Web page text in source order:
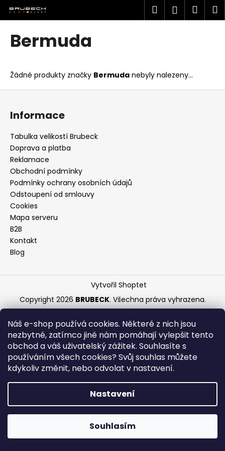
Náš e-shop používá cookies. Některé z nich jsou
nezbytné, zatímco jiné nám pomáhají vylepšit tento
obchod a váš uživatelský zážitek. Souhlasíte s
používáním všech cookies? Svůj souhlas můžete
kdykoliv změnit, nebo odvolat v nastavení.
Nastavení
Souhlasím
obsah
Hledat
Bermuda
Žádné produkty značky Bermuda nebyly nalezeny...
o
o
p
o
t
ř
e
b
u
j
e
t
e
n
a
j
t
HLEDAT
D
p
u
Z
Informace
Tabulka velikostí Brubeck
Doprava a platba
Reklamace
Obchodní podmínky
Podmínky ochrany osobních údajů
Odstoupení od smlouvy
Cookies
Mapa serveru
B2B
Kontakt
Blog
Vytvořil Shoptet
Copyright 2026 BRUBECK. Všechna práva vyhrazena.